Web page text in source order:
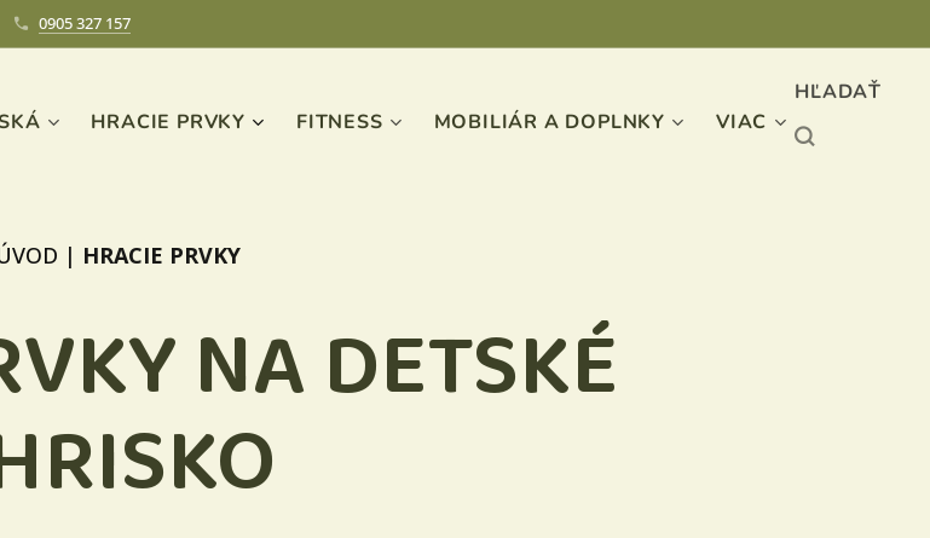
0905 327 157
HRACIE PRVKY FITNESS MOBILIÁR A DOPLNKY VIAC
HĽADAŤ
| HRACIE PRVKY
NA DETSKÉ